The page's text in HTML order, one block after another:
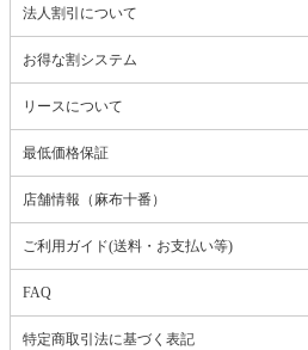
法人割引について
お得な割システム
リースについて
最低価格保証
店舗情報（麻布十番）
ご利用ガイド(送料・お支払い等)
FAQ
特定商取引法に基づく表記